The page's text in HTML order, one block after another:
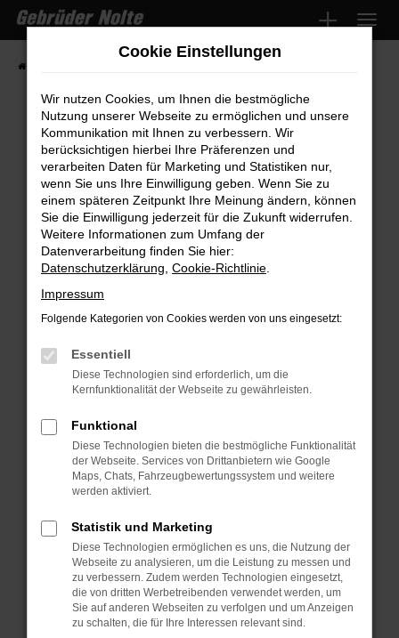
Zum
Hauptinhalt
springen
Fehler: Network Error
Beim Laden ist ein Fehler aufgetreten.
Hier sind ein paar Tipps, die dir helfen können:
Überprüfe deine Firewall und deine
Internetverbindung.
Manche Erweiterungen, wie Werbeblocker,
können das Laden bestimmter Seiten
verhindern. Funktioniert die Seite in einem
anderen Browser oder in einem privaten
Fenster?
Starte dein Gerät neu.
Das kann manchmal helfen,
Stelle sicher, dass dein Browser und dein
Betriebssystem auf dem neuesten Stand
sind.
Veraltete Software birgt nicht nur ein
Sicherheitsrisiko, sondern kann auch dazu
Cookie Einstellungen
Wir nutzen Cookies, um Ihnen die bestmögliche
Nutzung unserer Webseite zu ermöglichen und unsere
Kommunikation mit Ihnen zu verbessern. Wir
berücksichtigen hierbei Ihre Präferenzen und
verarbeiten Daten für Marketing und Statistiken nur,
wenn Sie uns Ihre Einwilligung geben. Wenn Sie zu
einem späteren Zeitpunkt Ihre Meinung ändern, können
Sie die Einwilligung jederzeit für die Zukunft widerrufen.
Weitere Informationen zum Umfang der
Datenverarbeitung finden Sie hier:
Datenschutzerklärung Cookie-Richtlinie
Impressum
Folgende Kategorien von Cookies werden von uns eingesetzt:
Essentiell
Diese Technologien sind erforderlich, um die
Kernfunktionalität der Webseite zu gewährleisten.
Funktional
Diese Technologien bieten die bestmögliche Funktionalität
der Webseite. Services von Drittanbietern wie Google
Maps, Chats, Fahrzeugbewertungssystem und weitere
werden aktiviert.
Statistik und Marketing
Diese Technologien ermöglichen es uns, die Nutzung der
Webseite zu analysieren, um die Leistung zu messen und
zu verbessern. Zudem werden Technologien eingesetzt,
die von dritten Werbetreibenden verwendet werden, um
Sie auf anderen Webseiten zu verfolgen und um Anzeigen
zu schalten, die für Ihre Interessen relevant sind.